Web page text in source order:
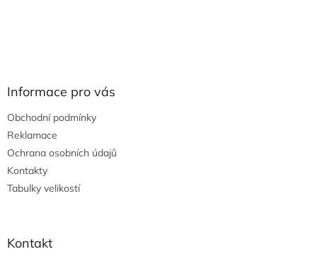
Informace pro vás
Obchodní podmínky
Reklamace
Ochrana osobních údajů
Kontakty
Tabulky velikostí
Kontakt